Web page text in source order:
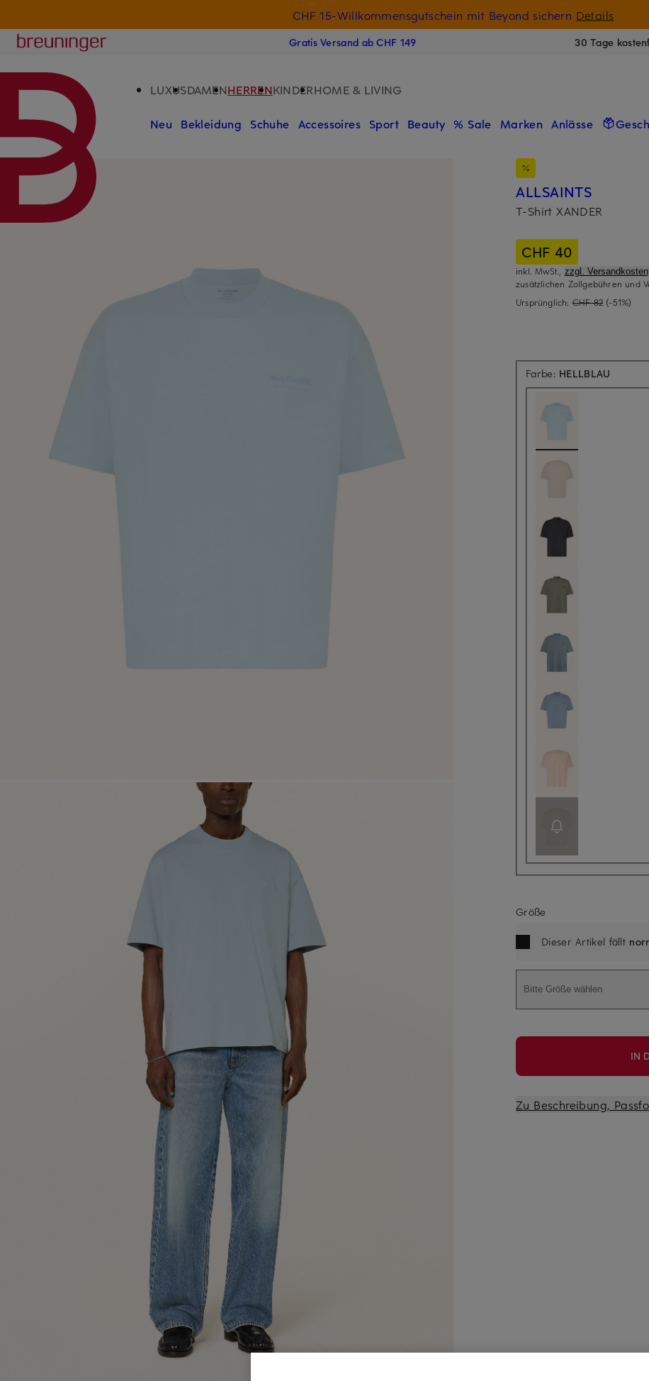
CHF 15-Willkommensgutschein mit Beyond sichern Details
Breuninger
Gratis Versand ab CHF 149 30 Tage
LUXUSDAMENHERRENKINDERHOME & LIVING
Neu Bekleidung Schuhe Accessoires Sport Beauty % Sale Marken Anlässe
ALLSAINTS
T-Shirt XANDER
CHF 40
inkl. MwSt., zzgl.
zusätzlichen Zollgebühren und
Ursprünglich: CHF 82 (-51%)
Farbe: HELLBLAU
Größe
Dieser Artikel fällt
Bitte Größe wählen
IN
Zu Beschreibung,